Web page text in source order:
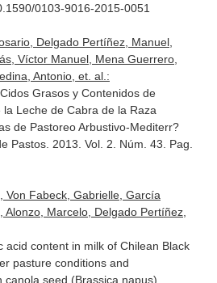
0103-9016-2015-0051
Delgado Pertíñez, Manuel,
Víctor Manuel, Mena Guerrero,
Antonio, et. al.:
Grasos y Contenidos de
Leche de Cabra de la Raza
de Pastoreo Arbustivo-Mediterr?
Pastos. 2013. Vol. 2. Núm. 43. Pag.
Von Fabeck, Gabrielle, García
Alonzo, Marcelo, Delgado Pertíñez,
acid content in milk of Chilean Black
pasture conditions and
canola seed (Brassica napus)